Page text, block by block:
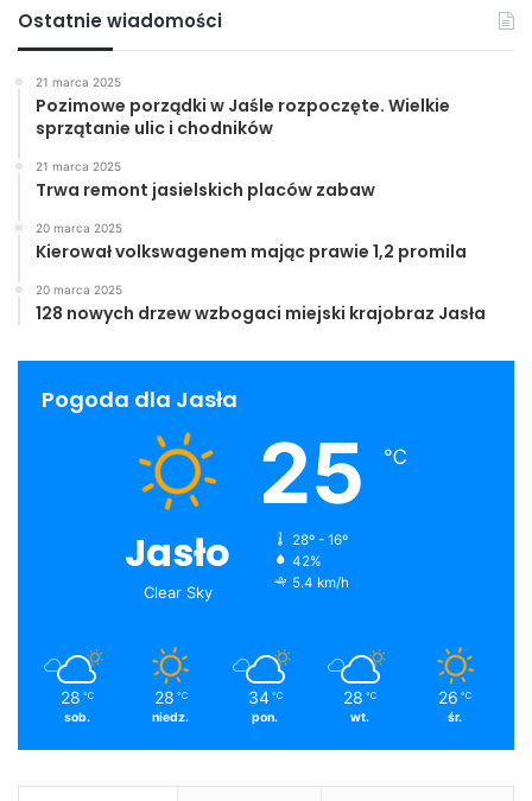
Ostatnie wiadomości
21 marca 2025
Pozimowe porządki w Jaśle rozpoczęte. Wielkie
sprzątanie ulic i chodników
21 marca 2025
Trwa remont jasielskich placów zabaw
20 marca 2025
Kierował volkswagenem mając prawie 1,2 promila
20 marca 2025
128 nowych drzew wzbogaci miejski krajobraz Jasła
Pogoda dla Jasła
Jasło
Clear Sky
25 ℃
28º - 16º
42%
5.4 km/h
28 ℃
sob.
28 ℃
niedz.
34 ℃
pon.
28 ℃
wt.
26 ℃
śr.